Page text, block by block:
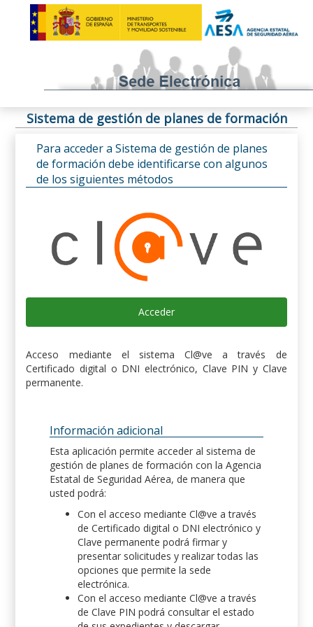
Sistema de gestión de planes de formación
Para acceder a Sistema de gestión de planes
de formación debe identificarse con algunos
de los siguientes métodos
Acceder
Acceso mediante el sistema Cl@ve a través de
Certificado digital o DNI electrónico, Clave PIN y Clave
permanente.
Información adicional
Esta aplicación permite acceder al sistema de
gestión de planes de formación con la Agencia
Estatal de Seguridad Aérea, de manera que
usted podrá:
Con el acceso mediante Cl@ve a través
de Certificado digital o DNI electrónico y
Clave permanente podrá firmar y
presentar solicitudes y realizar todas las
opciones que permite la sede
electrónica.
Con el acceso mediante Cl@ve a través
de Clave PIN podrá consultar el estado